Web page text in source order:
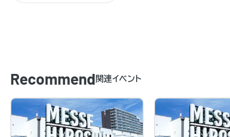
Recommend関連イベント